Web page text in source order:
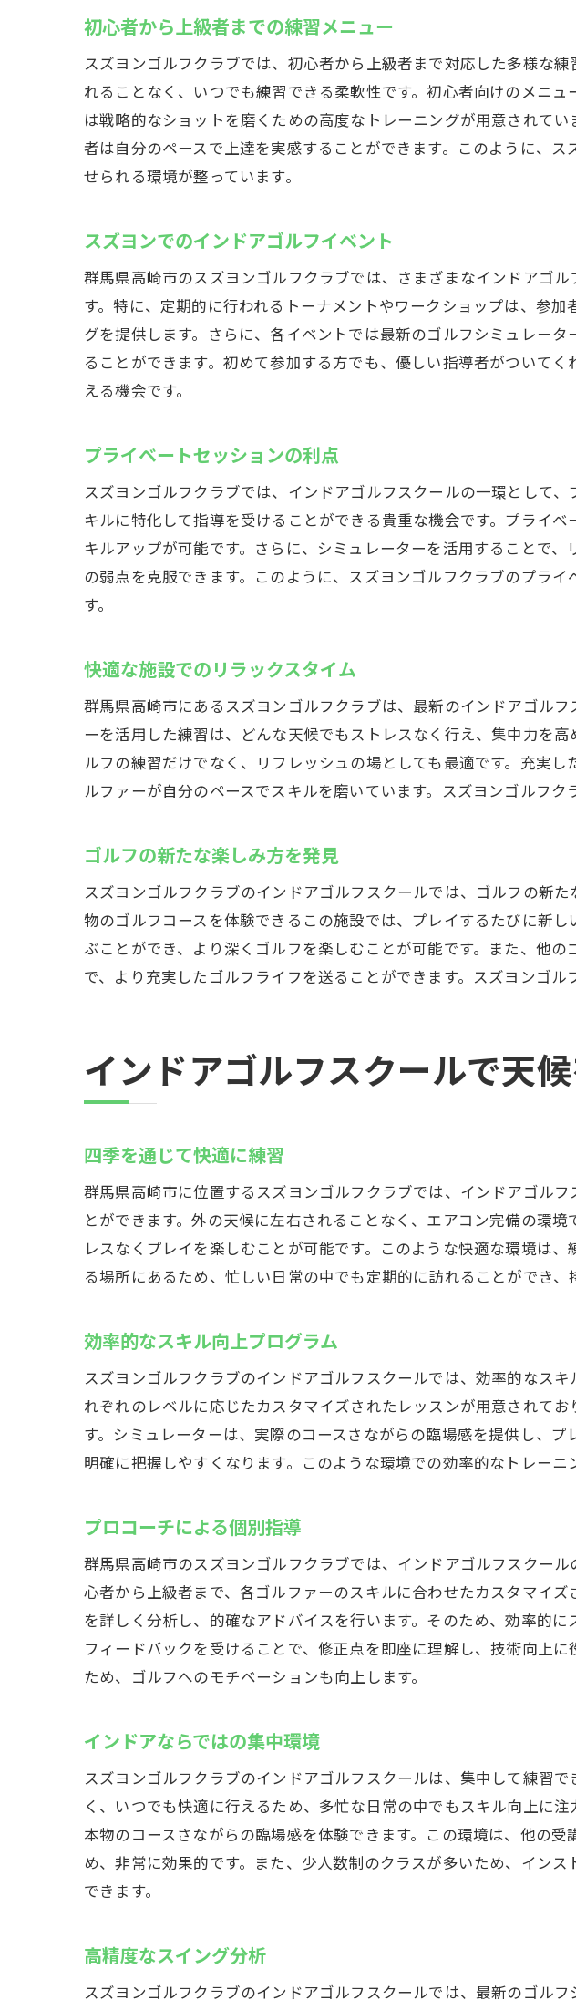
スズヨンの特別会
家族で楽しめる施
ゴルフコミュニテ
ライフスタイルに
シミュレーター
データ分析で精度
ゴルフ技術の新た
スズヨンでの技
家族みんなでゴル
親子でのゴルフレ
コミュニケーショ
ゴルフに必要な
初めての方へのサ
不安を解消するイ
段階的にスキルア
雨の日でも快適に
暑さ寒さを気にせ
季節を問わずゴル
快適な室内環境
自由な時間帯での
スズラン高崎百貨店
買い物とゴルフで
多彩な施設が一体
ショッピングとゴ
初心者から上級者までの練習メニュー
スズヨンゴルフクラブでは、初心者から上級者まで対応した多様な
れることなく、いつでも練習できる柔軟性です。初心者向けのメニ
は戦略的なショットを磨くための高度なトレーニングが用意されて
者は自分のペースで上達を実感することができます。このように、
せられる環境が整っています。
スズヨンでのインドアゴルフイベント
群馬県高崎市のスズヨンゴルフクラブでは、さまざまなインドアゴ
す。特に、定期的に行われるトーナメントやワークショップは、参
グを提供します。さらに、各イベントでは最新のゴルフシミュレー
ることができます。初めて参加する方でも、優しい指導者がついて
える機会です。
プライベートセッションの利点
スズヨンゴルフクラブでは、インドアゴルフスクールの一環として
キルに特化して指導を受けることができる貴重な機会です。プライ
キルアップが可能です。さらに、シミュレーターを活用することで
の弱点を克服できます。このように、スズヨンゴルフクラブのプラ
す。
快適な施設でのリラックスタイム
群馬県高崎市にあるスズヨンゴルフクラブは、最新のインドアゴル
ーを活用した練習は、どんな天候でもストレスなく行え、集中力を
ルフの練習だけでなく、リフレッシュの場としても最適です。充実
ルファーが自分のペースでスキルを磨いています。スズヨンゴルフ
ゴルフの新たな楽しみ方を発見
スズヨンゴルフクラブのインドアゴルフスクールでは、ゴルフの新
物のゴルフコースを体験できるこの施設では、プレイするたびに新
ぶことができ、より深くゴルフを楽しむことが可能です。また、他
で、より充実したゴルフライフを送ることができます。スズヨンゴ
インドアゴルフスクールで天
四季を通じて快適に練習
群馬県高崎市に位置するスズヨンゴルフクラブでは、インドアゴル
とができます。外の天候に左右されることなく、エアコン完備の環
レスなくプレイを楽しむことが可能です。このような快適な環境は
る場所にあるため、忙しい日常の中でも定期的に訪れることができ、
効率的なスキル向上プログラム
スズヨンゴルフクラブのインドアゴルフスクールでは、効率的なス
れぞれのレベルに応じたカスタマイズされたレッスンが用意されて
す。シミュレーターは、実際のコースさながらの臨場感を提供し、
明確に把握しやすくなります。このような環境での効率的なトレーニ
プロコーチによる個別指導
群馬県高崎市のスズヨンゴルフクラブでは、インドアゴルフスクー
心者から上級者まで、各ゴルファーのスキルに合わせたカスタマイ
を詳しく分析し、的確なアドバイスを行います。そのため、効率的
フィードバックを受けることで、修正点を即座に理解し、技術向上
ため、ゴルフへのモチベーションも向上します。
インドアならではの集中環境
スズヨンゴルフクラブのインドアゴルフスクールは、集中して練習
く、いつでも快適に行えるため、多忙な日常の中でもスキル向上に
本物のコースさながらの臨場感を体験できます。この環境は、他の
め、非常に効果的です。また、少人数制のクラスが多いため、イン
できます。
高精度なスイング分析
スズヨンゴルフクラブのインドアゴルフスクールでは、最新のゴル